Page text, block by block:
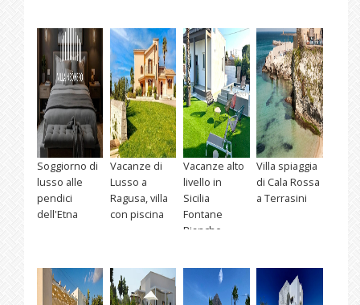
Soggiorno di
lusso alle
pendici
dell'Etna
Vacanze di
Lusso a
Ragusa, villa
con piscina
Vacanze alto
livello in
Sicilia
Fontane
Bianche
Villa spiaggia
di Cala Rossa
a Terrasini